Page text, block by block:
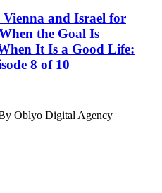
and Israel for
the Goal Is
It Is a Good Life:
8 of 10
Oblyo Digital Agency